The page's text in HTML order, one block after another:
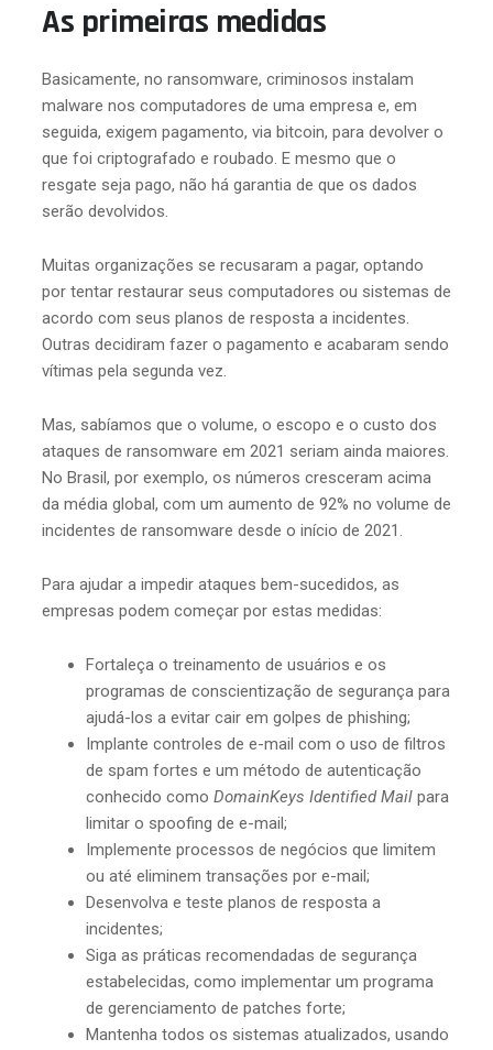
As primeiras medidas
Basicamente, no ransomware, criminosos instalam
malware nos computadores de uma empresa e, em
seguida, exigem pagamento, via bitcoin, para devolver o
que foi criptografado e roubado. E mesmo que o
resgate seja pago, não há garantia de que os dados
serão devolvidos.
Muitas organizações se recusaram a pagar, optando
por tentar restaurar seus computadores ou sistemas de
acordo com seus planos de resposta a incidentes.
Outras decidiram fazer o pagamento e acabaram sendo
vítimas pela segunda vez.
Mas, sabíamos que o volume, o escopo e o custo dos
ataques de ransomware em 2021 seriam ainda maiores.
No Brasil, por exemplo, os números cresceram acima
da média global, com um aumento de 92% no volume de
incidentes de ransomware desde o início de 2021.
Para ajudar a impedir ataques bem-sucedidos, as
empresas podem começar por estas medidas:
Fortaleça o treinamento de usuários e os
programas de conscientização de segurança para
ajudá-los a evitar cair em golpes de phishing;
Implante controles de e-mail com o uso de filtros
de spam fortes e um método de autenticação
conhecido como DomainKeys Identified Mail para
limitar o spoofing de e-mail;
Implemente processos de negócios que limitem
ou até eliminem transações por e-mail;
Desenvolva e teste planos de resposta a
incidentes;
Siga as práticas recomendadas de segurança
estabelecidas, como implementar um programa
de gerenciamento de patches forte;
Mantenha todos os sistemas atualizados, usando